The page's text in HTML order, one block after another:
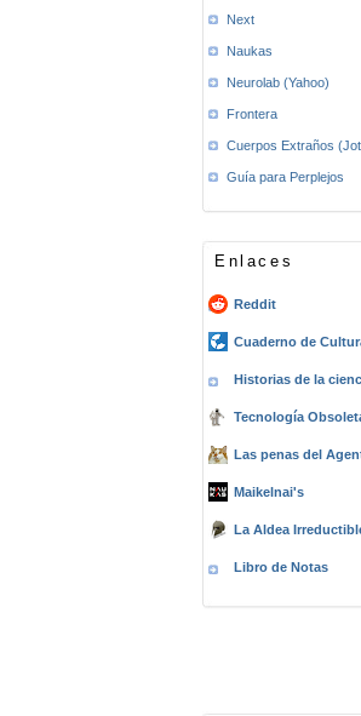
Next
Naukas
Neurolab (Yahoo)
Frontera
Cuerpos Extraños
Guía para Perplejos
Enlaces
Reddit
Cuaderno de
Historias de la
Tecnología
Las penas del
Maikelnai's
La Aldea
Libro de Notas